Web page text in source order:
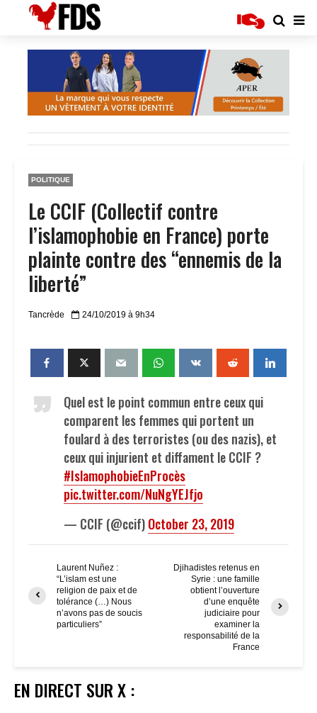
POLITIQUE
Le CCIF (Collectif contre
l’islamophobie en France) porte
plainte contre des “ennemis de la
liberté”
Tancrède 24/10/2019 à 9h34
Quel est le point commun entre ceux qui
comparent les femmes qui portent un
foulard à des terroristes (ou des nazis), et
ceux qui injurient et diffament le CCIF ?
#IslamophobieEnProcès
pic.twitter.com/NuNgYEJfjo
— CCIF (@ccif)October 23, 2019
Laurent Nuñez :
“L’islam est une
religion de paix et de
tolérance (…) Nous
n’avons pas de soucis
particuliers”
Djihadistes retenus en
Syrie : une famille
obtient l’ouverture
d’une enquête
judiciaire pour
examiner la
responsabilité de la
France
EN DIRECT SUR X :